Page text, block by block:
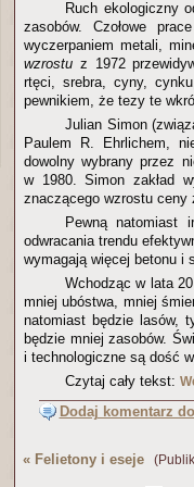
Ruch ekologiczny
zasobów. Czołowe
wyczerpaniem metali,
wzrostu z 1972
rtęci, srebra, cyny,
pewnikiem, że tezy te
Julian Simon
Paulem R. Ehrlichem,
dowolny wybrany przez
w 1980. Simon zakład
znaczącego wzrostu ceny
Pewną natomiast
odwracania trendu
wymagają więcej betonu i
Wchodząc w lata
mniej ubóstwa, mniej
natomiast będzie lasów,
będzie mniej zasobów.
i technologiczne są dość
Czytaj cały tekst:
Dodaj komentarz
« Felietony i eseje